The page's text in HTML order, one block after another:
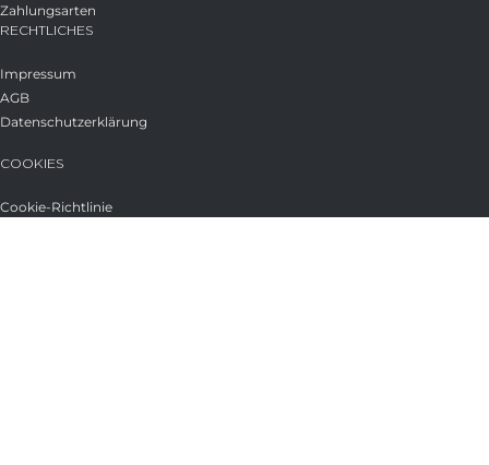
Zahlungsarten
RECHTLICHES
Impressum
AGB
Datenschutzerklärung
COOKIES
Cookie-Richtlinie